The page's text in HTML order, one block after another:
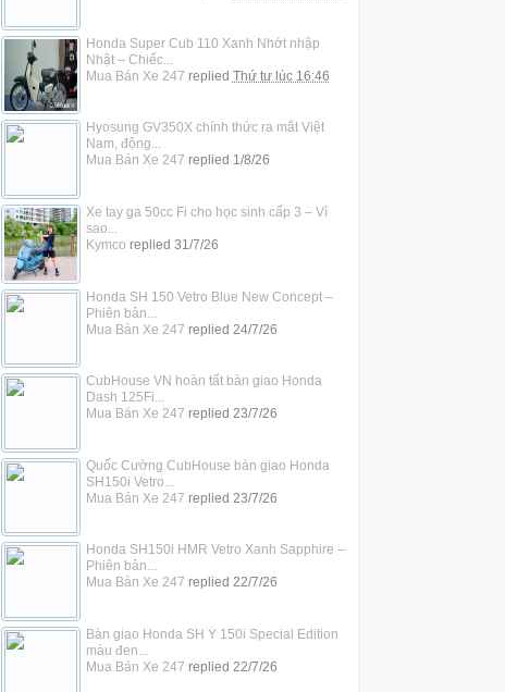
Honda Super Cub 110 Xanh Nhớt nhập
Nhật – Chiếc...
Mua Bán Xe 247 replied Thứ tư lúc 16:46
Hyosung GV350X chính thức ra mắt Việt
Nam, động...
Mua Bán Xe 247 replied 1/8/26
Xe tay ga 50cc Fi cho học sinh cấp 3 – Vì
sao...
Kymco replied 31/7/26
Honda SH 150 Vetro Blue New Concept –
Phiên bản...
Mua Bán Xe 247 replied 24/7/26
CubHouse VN hoàn tất bàn giao Honda
Dash 125Fi...
Mua Bán Xe 247 replied 23/7/26
Quốc Cường CubHouse bàn giao Honda
SH150i Vetro...
Mua Bán Xe 247 replied 23/7/26
Honda SH150i HMR Vetro Xanh Sapphire –
Phiên bản...
Mua Bán Xe 247 replied 22/7/26
Bàn giao Honda SH Ý 150i Special Edition
màu đen...
Mua Bán Xe 247 replied 22/7/26